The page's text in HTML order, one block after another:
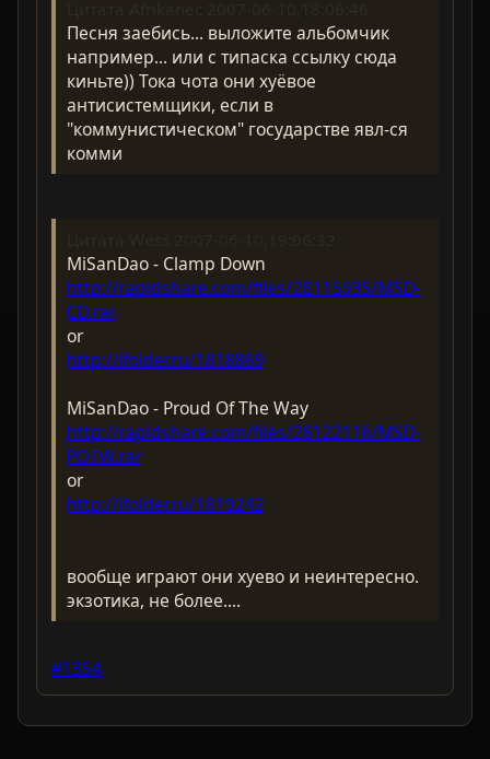
Песня заебись... выложите альбомчик
например... или с типаска ссылку сюда
киньте)) Тока чота они хуёвое
антисистемщики, если в
"коммунистическом" государстве явл-ся
комми
MiSanDao - Clamp Down
http://rapidshare.com/files/28115935/MSD-
CD.rar
or
http://ifolder.ru/1818869
MiSanDao - Proud Of The Way
http://rapidshare.com/files/28122116/MSD-
POTW.rar
or
http://ifolder.ru/1819242
вообще играют они хуево и неинтересно.
экзотика, не более....
#1354